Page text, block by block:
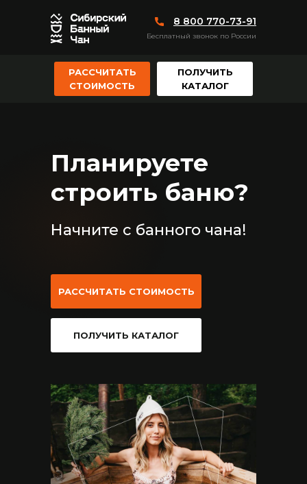
8 800 770-73-91
Бесплатный звонок по России
РАССЧИТАТЬ
СТОИМОСТЬ
ПОЛУЧИТЬ
КАТАЛОГ
Планируете
строить баню?
РАССЧИТАТЬ СТОИМОСТЬ
ПОЛУЧИТЬ КАТАЛОГ
Начните с банного чана!